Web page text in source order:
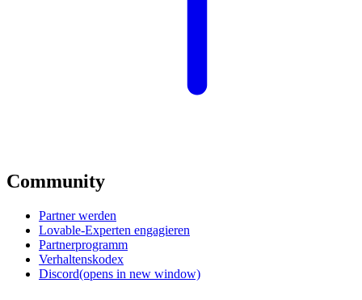
Community
Partner werden
Lovable-Experten engagieren
Partnerprogramm
Verhaltenskodex
Discord(opens in new window)